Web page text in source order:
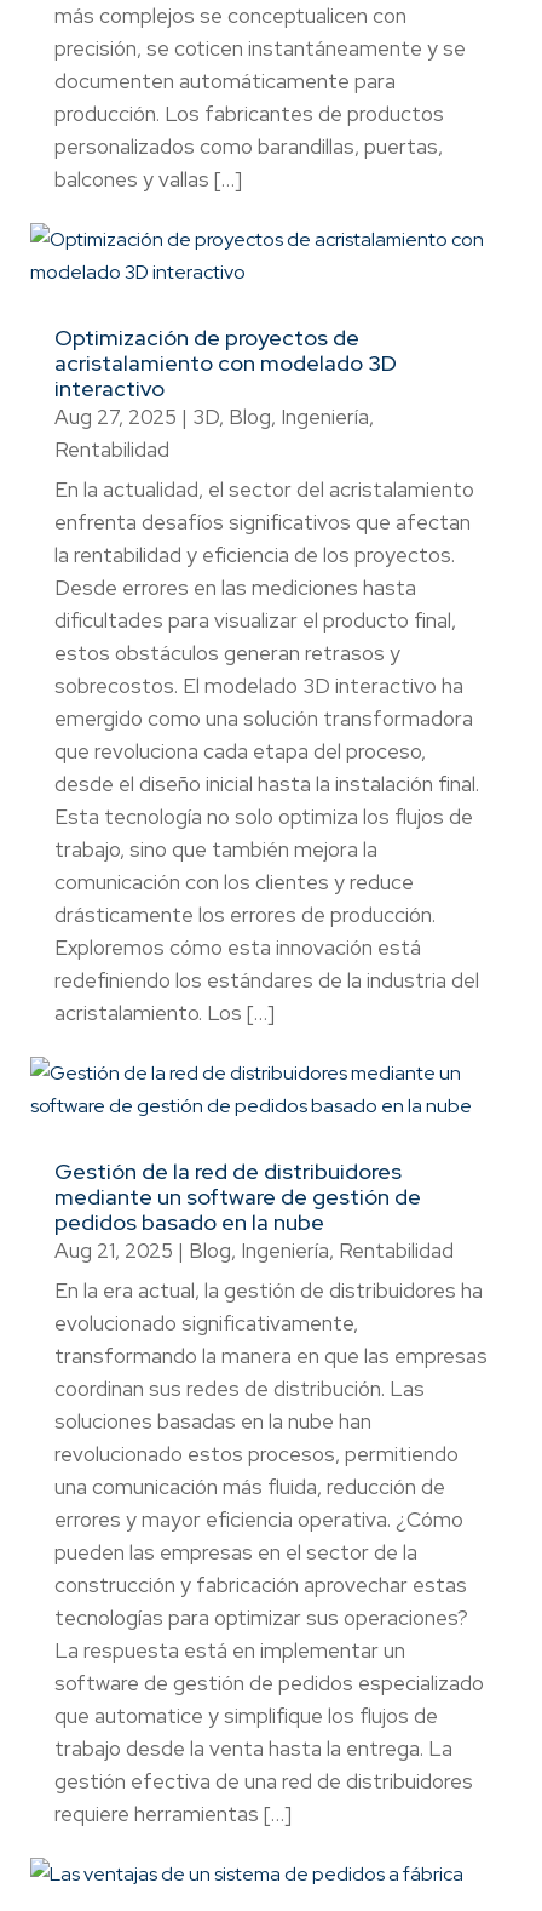
más complejos se conceptualicen con
precisión, se coticen instantáneamente y se
documenten automáticamente para
producción. Los fabricantes de productos
personalizados como barandillas, puertas,
balcones y vallas […]
Optimización de proyectos de
acristalamiento con modelado 3D
interactivo
Aug 27, 2025 | 3D, Blog, Ingeniería,
Rentabilidad
En la actualidad, el sector del acristalamiento
enfrenta desafíos significativos que afectan
la rentabilidad y eficiencia de los proyectos.
Desde errores en las mediciones hasta
dificultades para visualizar el producto final,
estos obstáculos generan retrasos y
sobrecostos. El modelado 3D interactivo ha
emergido como una solución transformadora
que revoluciona cada etapa del proceso,
desde el diseño inicial hasta la instalación final.
Esta tecnología no solo optimiza los flujos de
trabajo, sino que también mejora la
comunicación con los clientes y reduce
drásticamente los errores de producción.
Exploremos cómo esta innovación está
redefiniendo los estándares de la industria del
acristalamiento. Los […]
Gestión de la red de distribuidores
mediante un software de gestión de
pedidos basado en la nube
Aug 21, 2025 | Blog, Ingeniería, Rentabilidad
En la era actual, la gestión de distribuidores ha
evolucionado significativamente,
transformando la manera en que las empresas
coordinan sus redes de distribución. Las
soluciones basadas en la nube han
revolucionado estos procesos, permitiendo
una comunicación más fluida, reducción de
errores y mayor eficiencia operativa. ¿Cómo
pueden las empresas en el sector de la
construcción y fabricación aprovechar estas
tecnologías para optimizar sus operaciones?
La respuesta está en implementar un
software de gestión de pedidos especializado
que automatice y simplifique los flujos de
trabajo desde la venta hasta la entrega. La
gestión efectiva de una red de distribuidores
requiere herramientas […]